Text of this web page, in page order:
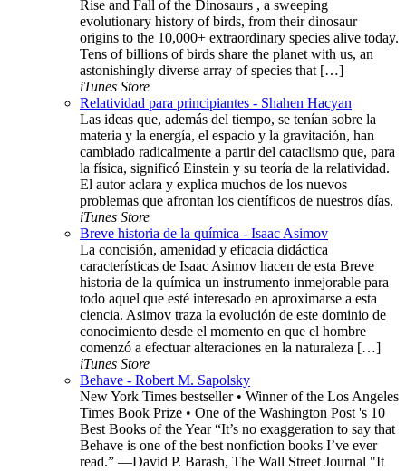
Rise and Fall of the Dinosaurs , a sweeping
evolutionary history of birds, from their dinosaur
origins to the 10,000+ extraordinary species alive today.
Tens of billions of birds share the planet with us, an
astonishingly diverse array of species that […]
iTunes Store
Relatividad para principiantes - Shahen Hacyan
Las ideas que, además del tiempo, se tenían sobre la
materia y la energía, el espacio y la gravitación, han
cambiado radicalmente a partir del cataclismo que, para
la física, significó Einstein y su teoría de la relatividad.
El autor aclara y explica muchos de los nuevos
problemas que afrontan los científicos de nuestros días.
iTunes Store
Breve historia de la química - Isaac Asimov
La concisión, amenidad y eficacia didáctica
características de Isaac Asimov hacen de esta Breve
historia de la química un instrumento inmejorable para
todo aquel que esté interesado en aproximarse a esta
ciencia. Asimov traza la evolución de este dominio de
conocimiento desde el momento en que el hombre
comenzó a efectuar alteraciones en la naturaleza […]
iTunes Store
Behave - Robert M. Sapolsky
New York Times bestseller • Winner of the Los Angeles
Times Book Prize • One of the Washington Post 's 10
Best Books of the Year “It’s no exaggeration to say that
Behave is one of the best nonfiction books I’ve ever
read.” —David P. Barash, The Wall Street Journal "It